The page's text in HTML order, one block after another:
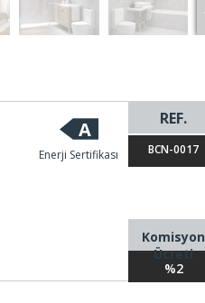
REF.
BCN-0017
Komisyon
Ücreti
%2
A
Enerji Sertifikası